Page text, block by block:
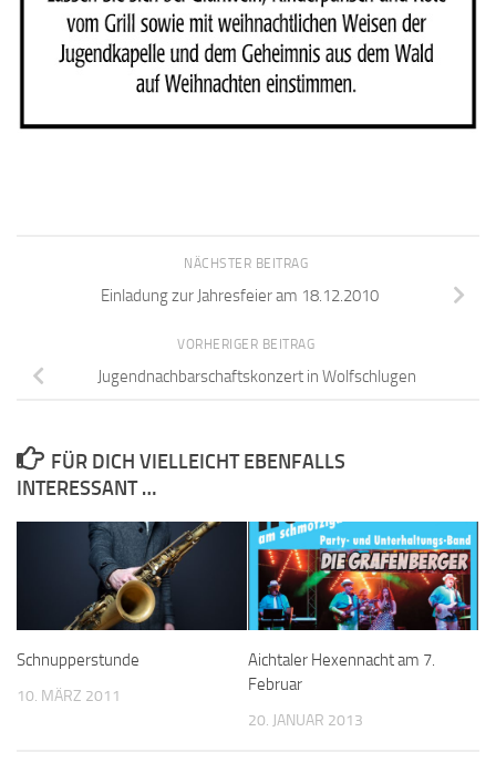
NÄCHSTER BEITRAG
Einladung zur Jahresfeier am 18.12.2010
VORHERIGER BEITRAG
Jugendnachbarschaftskonzert in Wolfschlugen
FÜR DICH VIELLEICHT EBENFALLS
INTERESSANT …
Schnupperstunde
10. MÄRZ 2011
Aichtaler Hexennacht am 7.
Februar
20. JANUAR 2013